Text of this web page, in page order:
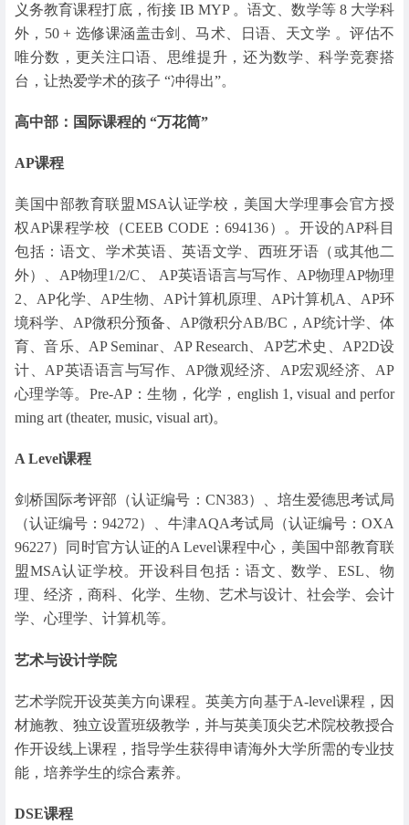
义务教育课程打底，衔接 IB MYP 。语文、数学等 8 大学科
外，50 + 选修课涵盖击剑、马术、日语、天文学 。评估不
唯分数，更关注口语、思维提升，还为数学、科学竞赛搭
台，让热爱学术的孩子 “冲得出”。
高中部：国际课程的 “万花筒”
AP课程
美国中部教育联盟MSA认证学校，美国大学理事会官方授
权AP课程学校（CEEB CODE：694136）。开设的AP科目
包括：语文、学术英语、英语文学、西班牙语（或其他二
外）、AP物理1/2/C、 AP英语语言与写作、AP物理AP物理
2、AP化学、AP生物、AP计算机原理、AP计算机A、AP环
境科学、AP微积分预备、AP微积分AB/BC，AP统计学、体
育、音乐、AP Seminar、AP Research、AP艺术史、AP2D设
计、AP英语语言与写作、AP微观经济、AP宏观经济、AP
心理学等。Pre-AP：生物，化学，english 1, visual and perfor
ming art (theater, music, visual art)。
A Level课程
剑桥国际考评部（认证编号：CN383）、培生爱德思考试局
（认证编号：94272）、牛津AQA考试局（认证编号：OXA
96227）同时官方认证的A Level课程中心，美国中部教育联
盟MSA认证学校。开设科目包括：语文、数学、ESL、物
理、经济，商科、化学、生物、艺术与设计、社会学、会计
学、心理学、计算机等。
艺术与设计学院
艺术学院开设英美方向课程。英美方向基于A-level课程，因
材施教、独立设置班级教学，并与英美顶尖艺术院校教授合
作开设线上课程，指导学生获得申请海外大学所需的专业技
能，培养学生的综合素养。
DSE课程